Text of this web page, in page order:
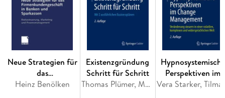
Inhaltsverzeichnis
Einleitung. - Introversion und Extraversion. - Stärken und
Herausforderungen von introvertierten Führungskräften. -
Praxis: Passende Strategien für herausfordernde Situationen
entwickeln. - Fazit.
Neue Strategien für
das
Firmenkundengeschäft
Heinz Benölken
Existenzgründung
Schritt für Schritt
Thomas Plümer, Martin Niemann
Hypnosystemische
Perspektiven im
Change